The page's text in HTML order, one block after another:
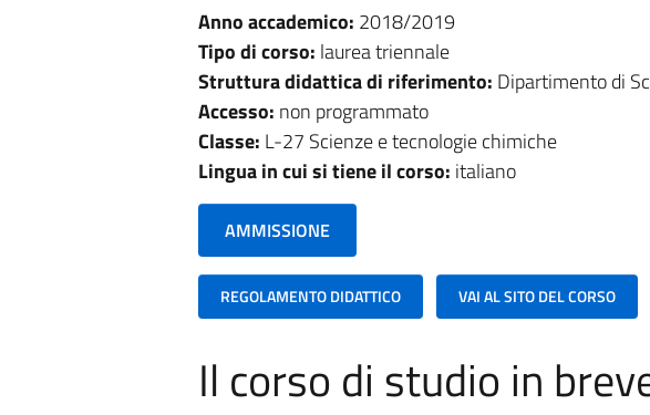
Anno accademico: 2018/2019
Tipo di corso: laurea triennale
Struttura didattica di riferimento: Dipartimento di
Accesso: non programmato
Classe: L-27 Scienze e tecnologie chimiche
Lingua in cui si tiene il corso: italiano
AMMISSIONE
REGOLAMENTO DIDATTICO VAI AL SITO DEL CORSO
Il corso di studio in